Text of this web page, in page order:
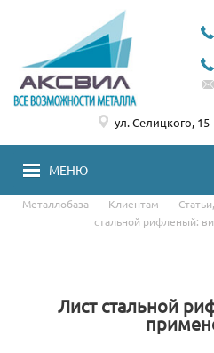
МЕНЮ
ул. Селицкого,
Металлобаза - Клиентам -
стальной рифленый:
Лист стальной